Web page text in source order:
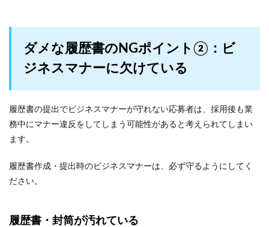
ダメな履歴書のNGポイント②：ビ
ジネスマナーに欠けている
履歴書の提出でビジネスマナーが守れない応募者は、採用後も業
務中にマナー違反をしてしまう可能性があると考えられてしまい
ます。
履歴書作成・提出時のビジネスマナーは、必ず守るようにしてく
ださい。
履歴書・封筒が汚れている